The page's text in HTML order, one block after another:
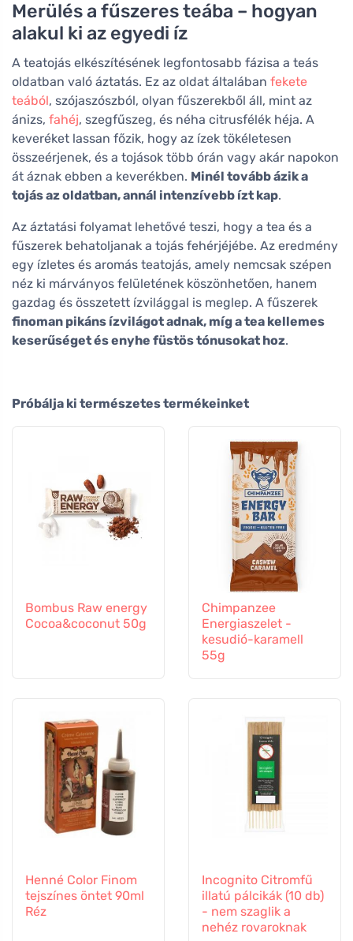
Merülés a fűszeres teába – hogyan
alakul ki az egyedi íz
A teatojás elkészítésének legfontosabb fázisa a teás
oldatban való áztatás. Ez az oldat általában fekete
teából, szójaszószból, olyan fűszerekből áll, mint az
ánizs, fahéj, szegfűszeg, és néha citrusfélék héja. A
keveréket lassan főzik, hogy az ízek tökéletesen
összeérjenek, és a tojások több órán vagy akár napokon
át áznak ebben a keverékben. Minél tovább ázik a
tojás az oldatban, annál intenzívebb ízt kap.
Az áztatási folyamat lehetővé teszi, hogy a tea és a
fűszerek behatoljanak a tojás fehérjéjébe. Az eredmény
egy ízletes és aromás teatojás, amely nemcsak szépen
néz ki márványos felületének köszönhetően, hanem
gazdag és összetett ízvilággal is meglep. A fűszerek
finoman pikáns ízvilágot adnak, míg a tea kellemes
keserűséget és enyhe füstös tónusokat hoz.
Próbálja ki természetes termékeinket
Bombus Raw energy
Cocoa&coconut 50g
Chimpanzee
Energiaszelet -
kesudió-karamell
55g
Henné Color Finom
tejszínes öntet 90ml
Réz
Incognito Citromfű
illatú pálcikák (10 db)
- nem szaglik a
nehéz rovaroknak